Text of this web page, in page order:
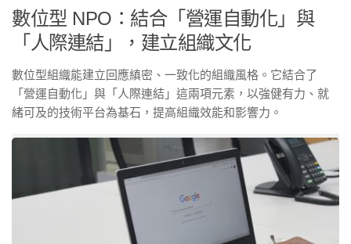
數位型 NPO：結合「營運自動化」與
「人際連結」，建立組織文化
數位型組織能建立回應縝密、一致化的組織風格。它結合了
「營運自動化」與「人際連結」這兩項元素，以強健有力、就
緒可及的技術平台為基石，提高組織效能和影響力。